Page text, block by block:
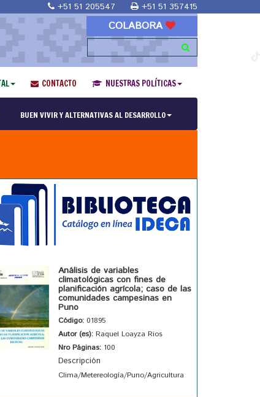
+51 51 205547 +51 51 357415
COLABORA
CONTACTO NUESTRAS POLÍTICAS
BUEN VIVIR Y ALTERNATIVAS AL DESARROLLO
Análisis de variables
climatológicas con fines de
planificación agrícola; caso de las
comunidades campesinas en
Puno
Código: 01895
Autor (es): Raquel Loayza Rios
Nro Páginas: 100
Descripción
Clima/Metereología/Puno/Agricultura